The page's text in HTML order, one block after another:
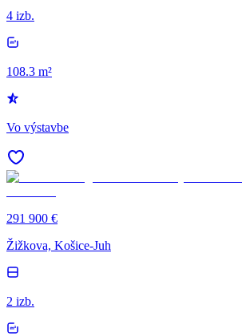
4 izb.
108.3 m²
Vo výstavbe
291 900 €
Žižkova, Košice-Juh
2 izb.